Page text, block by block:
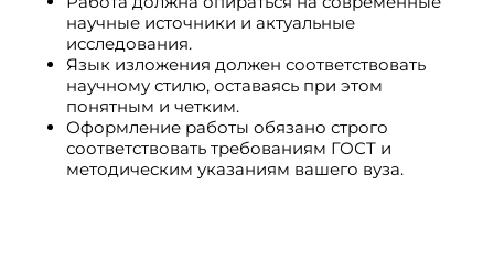
научные источники и актуальные
исследования.
Язык изложения должен соответствовать
научному стилю, оставаясь при этом
понятным и четким.
Оформление работы обязано строго
соответствовать требованиям ГОСТ и
методическим указаниям вашего вуза.